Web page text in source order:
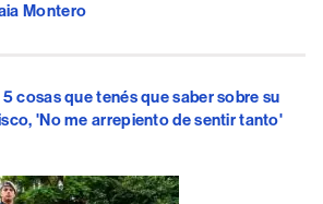
Montero
5 cosas que tenés que saber sobre su
'No me arrepiento de sentir tanto'